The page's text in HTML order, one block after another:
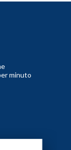
minuto